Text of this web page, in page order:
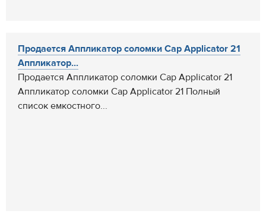
Продается Аппликатор соломки Cap Applicator 21
Аппликатор...
Продается Аппликатор соломки Cap Applicator 21
Аппликатор соломки Cap Applicator 21 Полный
список емкостного...